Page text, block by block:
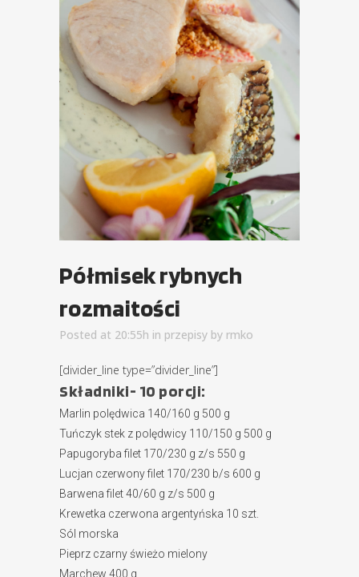
Półmisek rybnych
rozmaitości
Posted at 20:55h in przepisy by rmko
[divider_line type=”divider_line”]
Składniki- 10 porcji:
Marlin polędwica 140/160 g 500 g
Tuńczyk stek z polędwicy 110/150 g 500 g
Papugoryba filet 170/230 g z/s 550 g
Lucjan czerwony filet 170/230 b/s 600 g
Barwena filet 40/60 g z/s 500 g
Krewetka czerwona argentyńska 10 szt.
Sól morska
Pieprz czarny świeżo mielony
Marchew 400 g